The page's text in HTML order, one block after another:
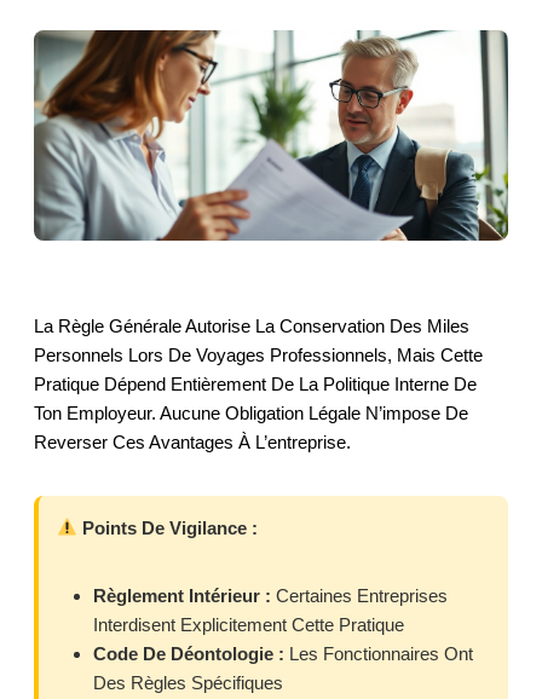
La Règle Générale Autorise La Conservation Des Miles
Personnels Lors De Voyages Professionnels, Mais Cette
Pratique Dépend Entièrement De La Politique Interne De
Ton Employeur. Aucune Obligation Légale N’impose De
Reverser Ces Avantages À L’entreprise.
Points De Vigilance :
Règlement Intérieur : Certaines Entreprises
Interdisent Explicitement Cette Pratique
Code De Déontologie : Les Fonctionnaires Ont
Des Règles Spécifiques